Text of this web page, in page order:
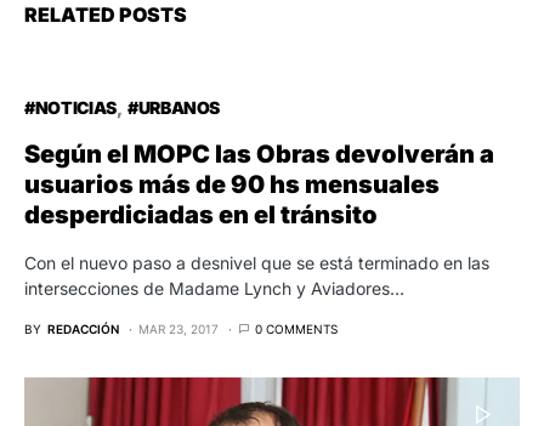
RELATED POSTS
#NOTICIAS #URBANOS
Según el MOPC las Obras devolverán a
usuarios más de 90 hs mensuales
desperdiciadas en el tránsito
Con el nuevo paso a desnivel que se está terminado en las
intersecciones de Madame Lynch y Aviadores…
BY REDACCIÓN MAR 23, 2017 0 COMMENTS